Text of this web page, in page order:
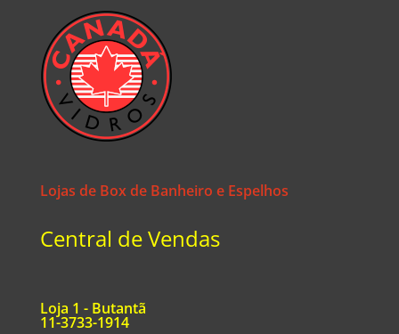
Lojas de Box de Banheiro e Espelhos
Central de Vendas
Loja 1 - Butantã
11-3733-1914